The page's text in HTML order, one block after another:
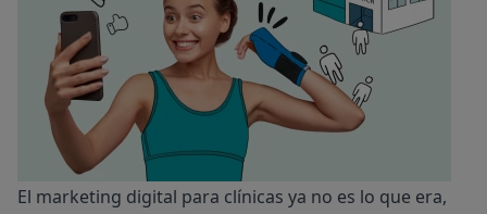
El marketing digital para clínicas ya no es lo que era,